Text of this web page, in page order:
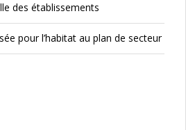
des établissements
pour l’habitat au plan de secteur